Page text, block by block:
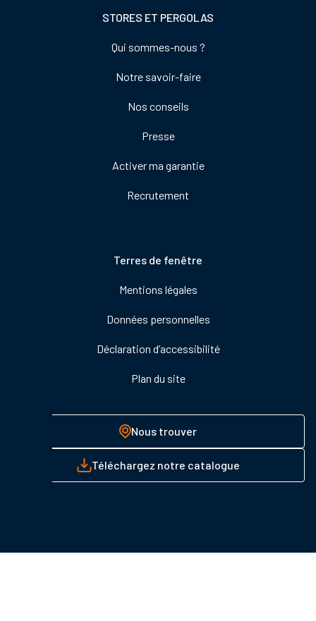
STORES ET PERGOLAS
Qui sommes-nous ?
Notre savoir-faire
Nos conseils
Presse
Activer ma garantie
Recrutement
Terres de fenêtre
Mentions légales
Données personnelles
Déclaration d’accessibilité
Plan du site
Nous trouver
Téléchargez notre catalogue